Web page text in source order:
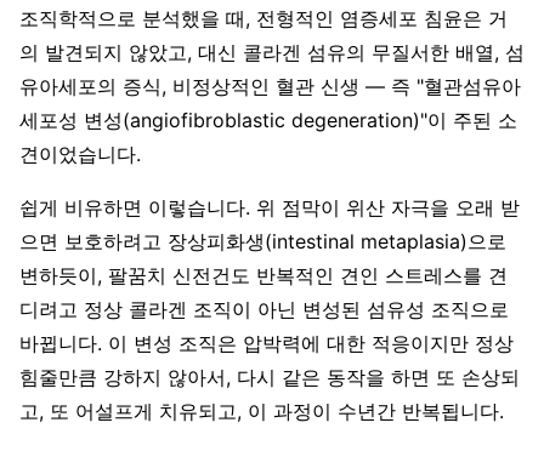
조직학적으로 분석했을 때, 전형적인 염증세포 침윤은 거
의 발견되지 않았고, 대신 콜라겐 섬유의 무질서한 배열, 섬
유아세포의 증식, 비정상적인 혈관 신생 — 즉 "혈관섬유아
세포성 변성(angiofibroblastic degeneration)"이 주된 소
견이었습니다.
쉽게 비유하면 이렇습니다. 위 점막이 위산 자극을 오래 받
으면 보호하려고 장상피화생(intestinal metaplasia)으로
변하듯이, 팔꿈치 신전건도 반복적인 견인 스트레스를 견
디려고 정상 콜라겐 조직이 아닌 변성된 섬유성 조직으로
바뀝니다. 이 변성 조직은 압박력에 대한 적응이지만 정상
힘줄만큼 강하지 않아서, 다시 같은 동작을 하면 또 손상되
고, 또 어설프게 치유되고, 이 과정이 수년간 반복됩니다.